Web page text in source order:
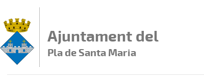
Ajuntament del
Pla de Santa Maria